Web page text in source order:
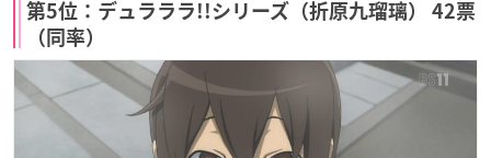
第5位：デュラララ!!シリーズ（折原九瑠璃） 42票
（同率）